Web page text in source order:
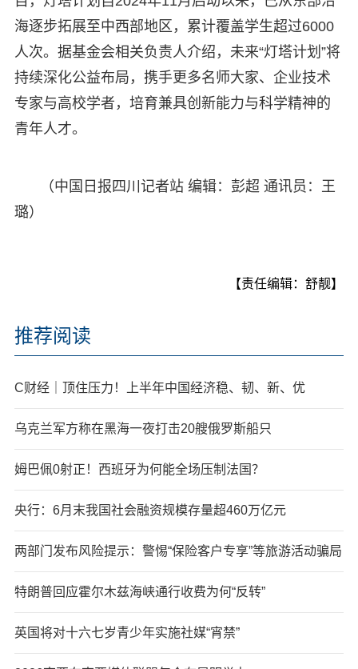
海逐步拓展至中西部地区，累计覆盖学生超过6000
人次。据基金会相关负责人介绍，未来“灯塔计划”将
持续深化公益布局，携手更多名师大家、企业技术
专家与高校学者，培育兼具创新能力与科学精神的
青年人才。
（中国日报四川记者站 编辑：彭超 通讯员：王
璐）
【责任编辑：舒靓】
推荐阅读
C财经｜顶住压力！上半年中国经济稳、韧、新、优
乌克兰军方称在黑海一夜打击20艘俄罗斯船只
姆巴佩0射正！西班牙为何能全场压制法国？
央行：6月末我国社会融资规模存量超460万亿元
两部门发布风险提示：警惕“保险客户专享”等旅游活动骗局
特朗普回应霍尔木兹海峡通行收费为何“反转”
英国将对十六七岁青少年实施社媒“宵禁”